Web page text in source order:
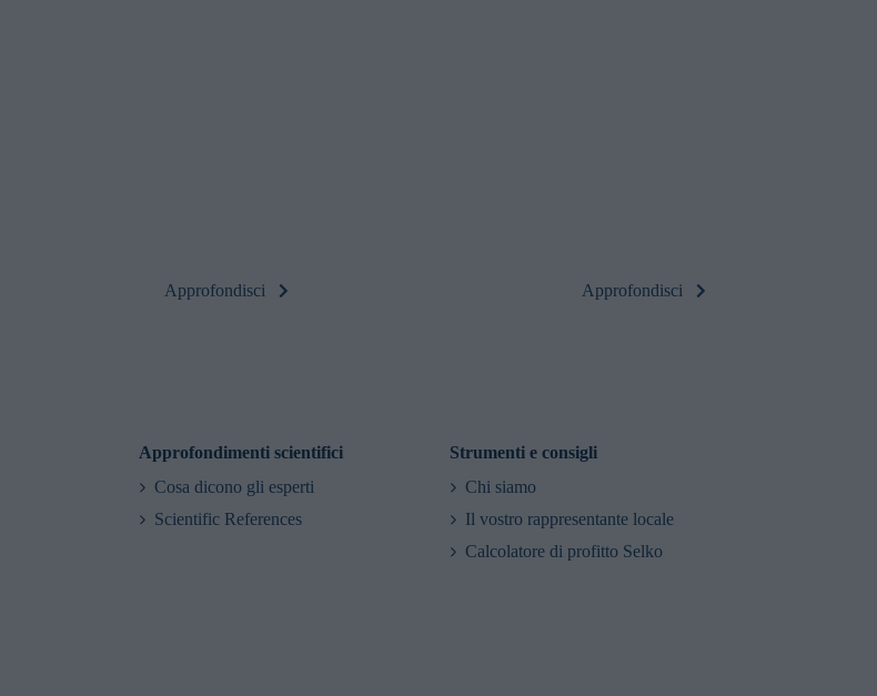
Approfondisci Approfondisci
Approfondimenti scientifici
Cosa dicono gli esperti
Scientific References
Strumenti e consigli
Chi siamo
Il vostro rappresentante locale
Calcolatore di profitto Selko